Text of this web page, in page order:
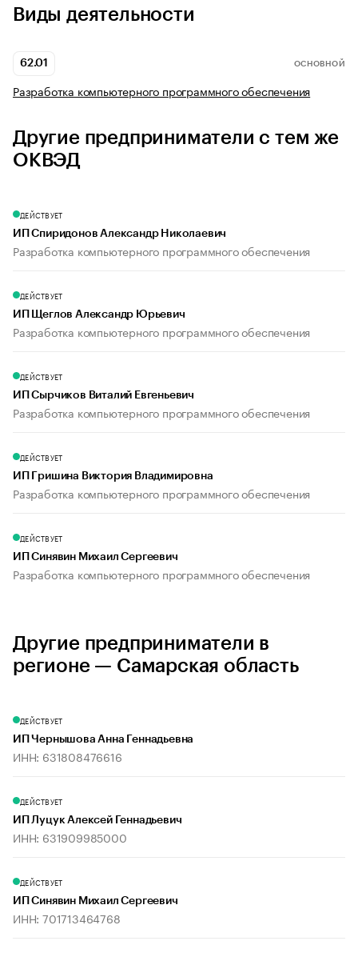
Виды деятельности
62.01 ОСНОВНОЙ
Разработка компьютерного программного обеспечения
Другие предприниматели с тем же
ОКВЭД
ДЕЙСТВУЕТ
ИП Спиридонов Александр Николаевич
Разработка компьютерного программного обеспечения
ДЕЙСТВУЕТ
ИП Щеглов Александр Юрьевич
Разработка компьютерного программного обеспечения
ДЕЙСТВУЕТ
ИП Сырчиков Виталий Евгеньевич
Разработка компьютерного программного обеспечения
ДЕЙСТВУЕТ
ИП Гришина Виктория Владимировна
Разработка компьютерного программного обеспечения
ДЕЙСТВУЕТ
ИП Синявин Михаил Сергеевич
Разработка компьютерного программного обеспечения
Другие предприниматели в
регионе — Самарская область
ДЕЙСТВУЕТ
ИП Чернышова Анна Геннадьевна
ИНН: 631808476616
ДЕЙСТВУЕТ
ИП Луцук Алексей Геннадьевич
ИНН: 631909985000
ДЕЙСТВУЕТ
ИП Синявин Михаил Сергеевич
ИНН: 701713464768